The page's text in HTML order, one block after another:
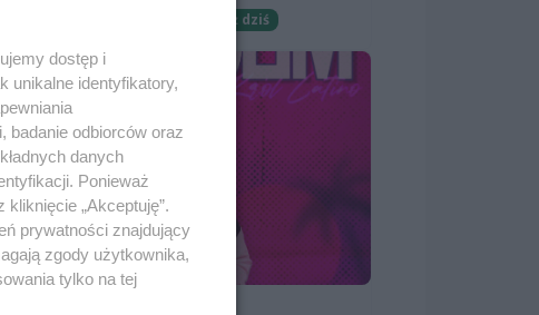
Już dziś
dostęp i
unikalne identyfikatory,
badanie odbiorców oraz
danych
Ponieważ
„Akceptuję”.
prywatności znajdujący
zgody użytkownika,
tylko na tej